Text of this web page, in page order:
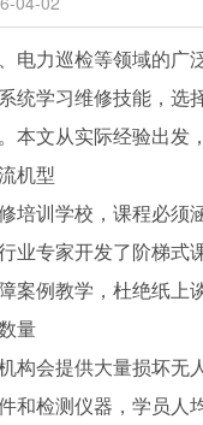
电力巡检等领域的
统学习维修技能，
本文从实际经验出发
机型
培训学校，课程必须
业专家开发了阶梯
案例教学，杜绝纸上谈
量
构会提供大量损坏
和检测仪器，学员